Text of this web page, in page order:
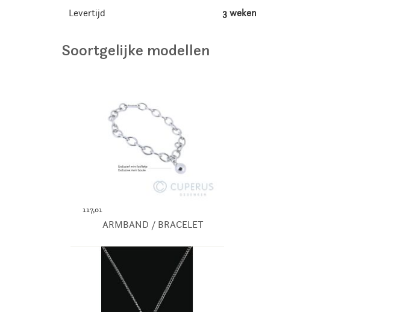
Levertijd 3 weken
Soortgelijke modellen
117,01
ARMBAND / BRACELET